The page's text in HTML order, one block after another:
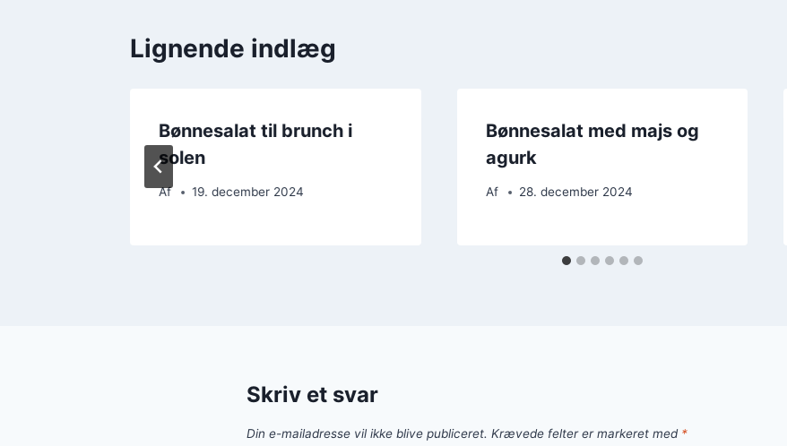
Lignende indlæg
Bønnesalat til brunch i
solen
Af 19. december 2024
Bønnesalat med majs og
agurk
Af 28. december 2024
Skriv et svar
Din e-mailadresse vil ikke blive publiceret. Krævede felter er markeret med *